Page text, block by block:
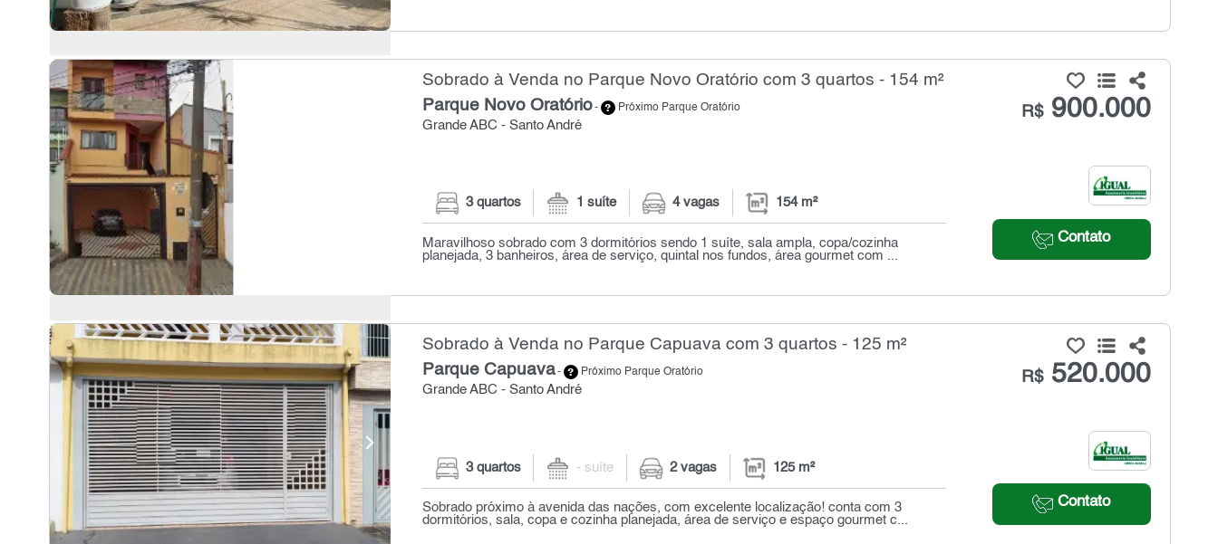
Sobrado à Venda no Parque Novo Oratório com 3 quartos - 154 m²
Parque Novo Oratório- Próximo Parque Oratório
Grande ABC - Santo André
R$900.000
Contato
3 quartos 1 suíte 4 vagas 154 m²
Maravilhoso sobrado com 3 dormitórios sendo 1 suíte, sala ampla, copa/cozinha
planejada, 3 banheiros, área de serviço, quintal nos fundos, área gourmet com ...
Sobrado à Venda no Parque Capuava com 3 quartos - 125 m²
Parque Capuava- Próximo Parque Oratório
Grande ABC - Santo André
R$520.000
Contato
3 quartos - suíte 2 vagas 125 m²
Sobrado próximo à avenida das nações, com excelente localização! conta com 3
dormitórios, sala, copa e cozinha planejada, área de serviço e espaço gourmet c...